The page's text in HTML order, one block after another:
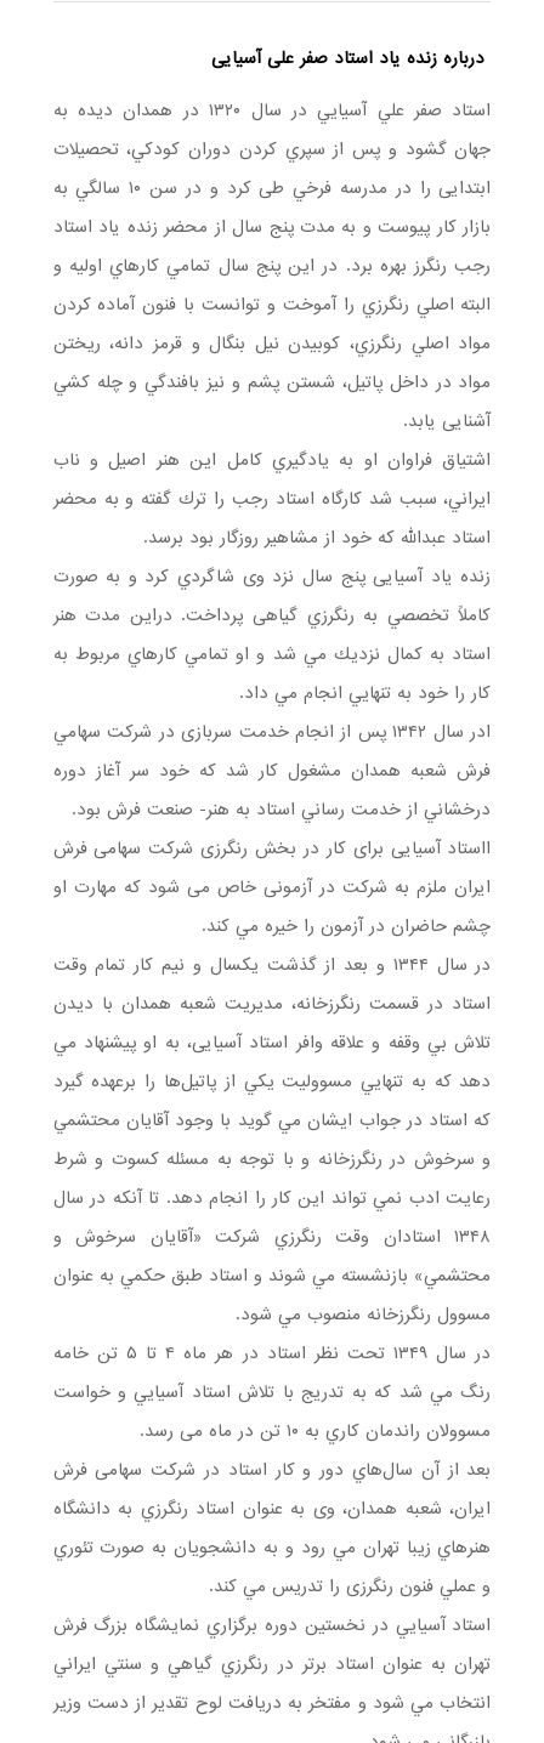
درباره زنده یاد استاد صفر علی آسیایی
استاد صفر علي آسيايي در سال ۱۳۲۰ در همدان ديده به
جهان گشود و پس از سپري كردن دوران كودكي، تحصیلات
ابتدایی را در مدرسه فرخي طی کرد و در سن ۱۰ سالگي به
بازار كار پيوست و به مدت پنج سال از محضر زنده یاد استاد
رجب رنگرز بهره برد. در اين پنج سال تمامي كارهاي اوليه و
البته اصلي رنگرزي را آموخت و توانست با فنون آماده كردن
مواد اصلي رنگرزي، كوبيدن نيل بنگال و قرمز دانه، ريختن
مواد در داخل پاتيل، شستن پشم و نیز بافندگي و چله كشي
آشنایی یابد.
اشتياق فراوان او به يادگيري کامل اين هنر اصيل و ناب
ايراني، سبب شد كارگاه استاد رجب را ترك گفته و به محضر
استاد عبدالله كه خود از مشاهير روزگار بود برسد.
زنده یاد آسیایی پنج سال نزد وی شاگردي كرد و به صورت
كاملاً تخصصي به رنگرزي گیاهی پرداخت. دراين مدت هنر
استاد به كمال نزديك مي شد و او تمامي كارهاي مربوط به
كار را خود به تنهايي انجام مي داد.
ادر سال ۱۳۴۲ پس از انجام خدمت سربازی در شركت سهامي
فرش شعبه همدان مشغول کار شد كه خود سر آغاز دوره
درخشاني از خدمت رساني استاد به هنر- صنعت فرش بود.
ااستاد آسیایی برای کار در بخش رنگرزی شرکت سهامی فرش
ایران ملزم به شرکت در آزمونی خاص می شود که مهارت او
چشم حاضران در آزمون را خيره مي كند.
در سال ۱۳۴۴ و بعد از گذشت يكسال و نيم كار تمام وقت
استاد در قسمت رنگرزخانه، مديريت شعبه همدان با ديدن
تلاش بي وقفه و علاقه وافر استاد آسیایی، به او پيشنهاد مي
دهد كه به تنهايي مسووليت يكي از پاتيل‌ها را برعهده گيرد
كه استاد در جواب ايشان مي گويد با وجود آقايان محتشمي
و سرخوش در رنگرزخانه و با توجه به مسئله كسوت و شرط
رعايت ادب نمي تواند اين كار را انجام دهد. تا آنکه در سال
۱۳۴۸ استادان وقت رنگرزي شركت «آقايان سرخوش و
محتشمي» بازنشسته مي شوند و استاد طبق حكمي به عنوان
مسوول رنگرزخانه منصوب مي شود.
در سال ۱۳۴۹ تحت نظر استاد در هر ماه ۴ تا ۵ تن خامه
رنگ مي شد كه به تدریج با تلاش استاد آسيايي و خواست
مسوولان راندمان كاري به ۱۰ تن در ماه می رسد.
بعد از آن سال‌هاي دور و كار استاد در شركت سهامی فرش
ایران، شعبه همدان، وی به عنوان استاد رنگرزي به دانشگاه
هنرهاي زيبا تهران مي رود و به دانشجويان به صورت تئوري
و عملي فنون رنگرزی را تدريس مي كند.
استاد آسيايي در نخستین دوره برگزاري نمايشگاه بزرگ فرش
تهران به عنوان استاد برتر در رنگرزي گياهي و سنتي ايراني
انتخاب مي شود و مفتخر به دريافت لوح تقدير از دست وزير